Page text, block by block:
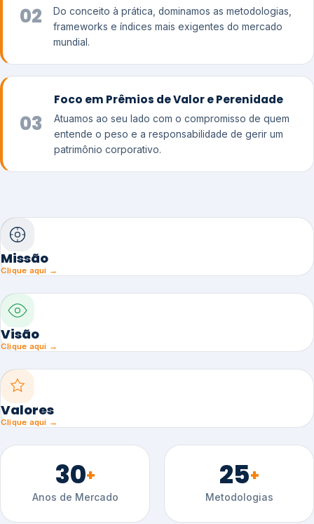
02
Do conceito à prática, dominamos as metodologias,
frameworks e índices mais exigentes do mercado
mundial.
03
Foco em Prêmios de Valor e Perenidade
Atuamos ao seu lado com o compromisso de quem
entende o peso e a responsabilidade de gerir um
patrimônio corporativo.
Missão
Clique aqui →
Visão
Clique aqui →
Valores
Clique aqui →
30+
Anos de Mercado
25+
Metodologias